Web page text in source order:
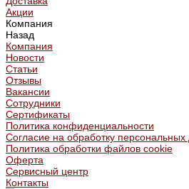
Акции
Компания
Назад
Компания
Новости
Статьи
Отзывы
Вакансии
Сотрудники
Сертификаты
Политика конфиденциальности
Согласие на обработку
Политика обработки файлов cookie
Оферта
Сервисный центр
Контакты